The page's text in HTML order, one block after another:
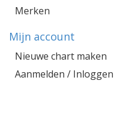
Merken
Mijn account
Nieuwe chart maken
Aanmelden / Inloggen